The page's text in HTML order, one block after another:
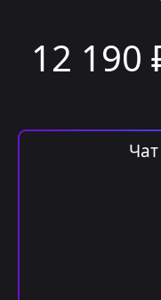
12 190